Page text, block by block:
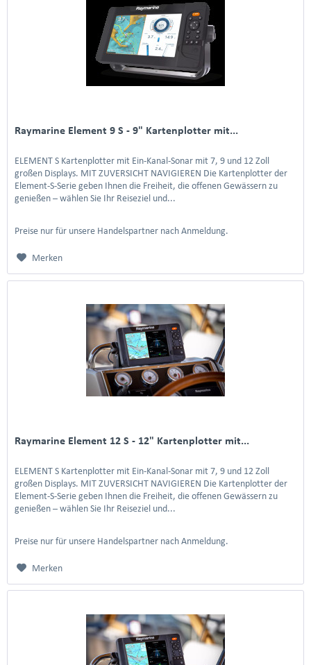
Raymarine Element 9 S - 9" Kartenplotter mit...
ELEMENT S Kartenplotter mit Ein-Kanal-Sonar mit 7, 9 und 12 Zoll
großen Displays. MIT ZUVERSICHT NAVIGIEREN Die Kartenplotter der
Element-S-Serie geben Ihnen die Freiheit, die offenen Gewässern zu
genießen – wählen Sie Ihr Reiseziel und...
Preise nur für unsere Handelspartner nach Anmeldung.
Merken
Raymarine Element 12 S - 12" Kartenplotter mit...
ELEMENT S Kartenplotter mit Ein-Kanal-Sonar mit 7, 9 und 12 Zoll
großen Displays. MIT ZUVERSICHT NAVIGIEREN Die Kartenplotter der
Element-S-Serie geben Ihnen die Freiheit, die offenen Gewässern zu
genießen – wählen Sie Ihr Reiseziel und...
Preise nur für unsere Handelspartner nach Anmeldung.
Merken